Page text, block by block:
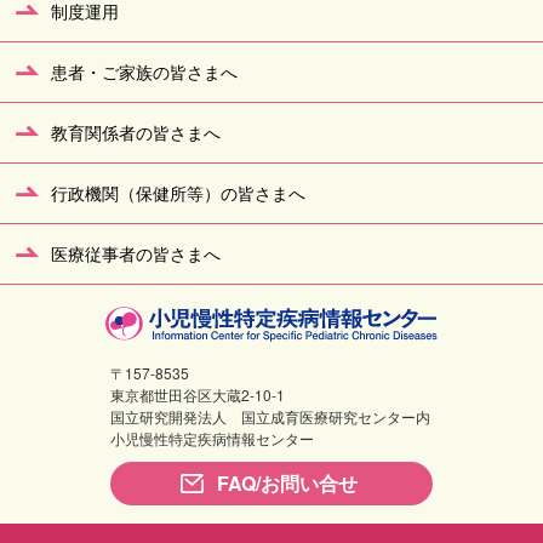
制度運用
患者・ご家族の皆さまへ
教育関係者の皆さまへ
行政機関（保健所等）の皆さまへ
医療従事者の皆さまへ
〒157-8535
東京都世田谷区大蔵2-10-1
国立研究開発法人 国立成育医療研究センター内
小児慢性特定疾病情報センター
FAQ/お問い合せ